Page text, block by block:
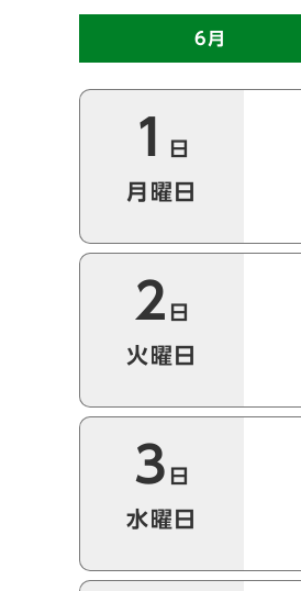
6月
今月の本日以降のイベン
1 日
月曜日
2 日
火曜日
3 日
水曜日